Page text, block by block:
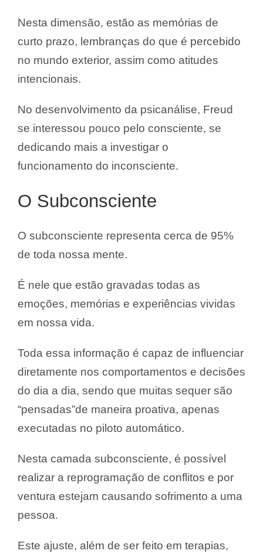
Nesta dimensão, estão as memórias de
curto prazo, lembranças do que é percebido
no mundo exterior, assim como atitudes
intencionais.
No desenvolvimento da psicanálise, Freud
se interessou pouco pelo consciente, se
dedicando mais a investigar o
funcionamento do inconsciente.
O Subconsciente
O subconsciente representa cerca de 95%
de toda nossa mente.
É nele que estão gravadas todas as
emoções, memórias e experiências vividas
em nossa vida.
Toda essa informação é capaz de influenciar
diretamente nos comportamentos e decisões
do dia a dia, sendo que muitas sequer são
“pensadas”de maneira proativa, apenas
executadas no piloto automático.
Nesta camada subconsciente, é possível
realizar a reprogramação de conflitos e por
ventura estejam causando sofrimento a uma
pessoa.
Este ajuste, além de ser feito em terapias,